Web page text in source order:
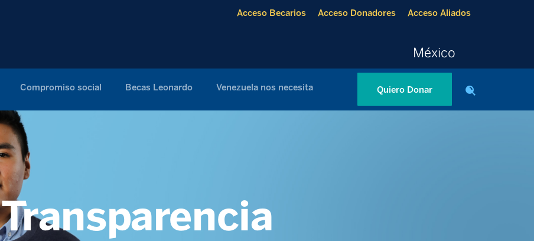
Acceso Becarios Acceso Donadores Acceso Aliados
México
Compromiso social Quiero Donar
Becas Leonardo Venezuela nos necesita
Transparencia